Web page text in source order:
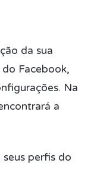
da sua
Facebook,
Na
a
perfis do